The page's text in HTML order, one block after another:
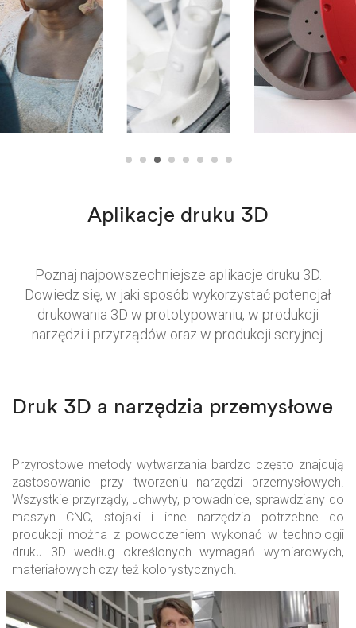
Aplikacje druku 3D
Poznaj najpowszechniejsze aplikacje druku 3D.
Dowiedz się, w jaki sposób wykorzystać potencjał
drukowania 3D w prototypowaniu, w produkcji
narzędzi i przyrządów oraz w produkcji seryjnej.
Druk 3D a narzędzia przemysłowe
Przyrostowe metody wytwarzania bardzo często znajdują
zastosowanie przy tworzeniu narzędzi przemysłowych.
Wszystkie przyrządy, uchwyty, prowadnice, sprawdziany do
maszyn CNC, stojaki i inne narzędzia potrzebne do
produkcji można z powodzeniem wykonać w technologii
druku 3D według określonych wymagań wymiarowych,
materiałowych czy też kolorystycznych.